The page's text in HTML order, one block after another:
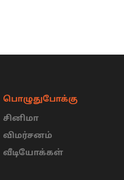
பொழுதுபோக்கு
சினிமா
விமர்சனம்
வீடியோக்கள்